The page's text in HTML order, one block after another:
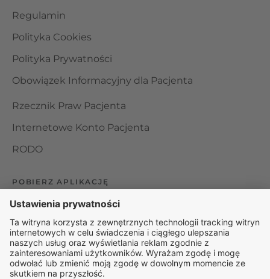
Regulamin
Polityka Cookies
Polityka Prywatności
Obowiązek Informacyjny dla Pacjenta
Rzecznik Praw Pacjenta
Internetowe Konto Pacjenta
RODO
POBIERZ APLIKACJĘ
Organizator udzielania świadczeń telemedycznych jest
podmiotem leczniczym w rozumieniu ustawy z dnia 15
kwietnia 2011 roku o działalności leczniczej, wpisanym do